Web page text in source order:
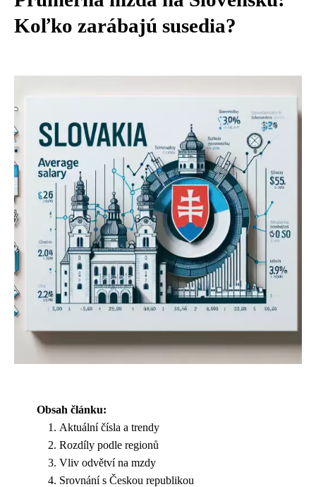
Koľko zarábajú susedia?
Obsah článku:
Aktuální čísla a trendy
Rozdíly podle regionů
Vliv odvětví na mzdy
Srovnání s Českou republikou